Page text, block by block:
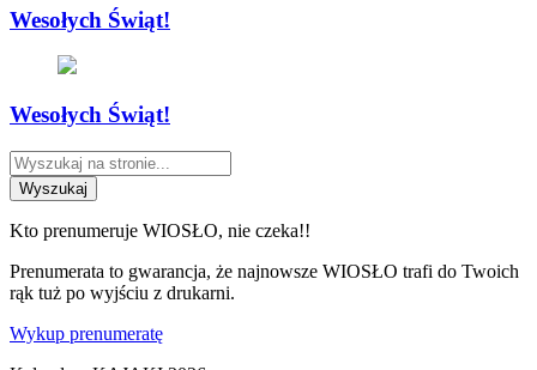
Wesołych Świąt!
Wesołych Świąt!
Wyszukaj
Kto prenumeruje WIOSŁO, nie czeka!!
Prenumerata to gwarancja, że najnowsze WIOSŁO trafi do Twoich
rąk tuż po wyjściu z drukarni.
Wykup prenumeratę